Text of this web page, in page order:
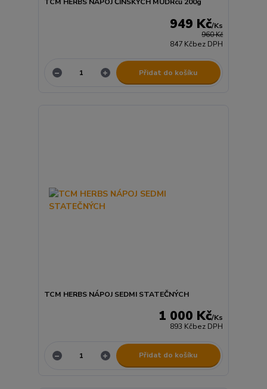
TCM HERBS NÁPOJ ČÍNSKÝCH MUDRců 200g
960 Kč
949 Kč/Ks
847 Kčbez DPH
Přidat do košíku
TCM HERBS NÁPOJ SEDMI STATEČNÝCH
1 000 Kč/Ks
893 Kčbez DPH
Přidat do košíku